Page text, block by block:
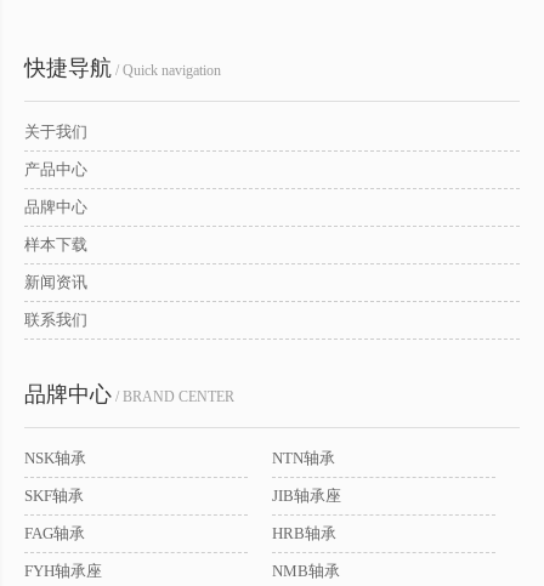
快捷导航 / Quick navigation
关于我们
产品中心
品牌中心
样本下载
新闻资讯
联系我们
品牌中心 / BRAND CENTER
NSK轴承 NTN轴承
SKF轴承 JIB轴承座
FAG轴承 HRB轴承
FYH轴承座 NMB轴承